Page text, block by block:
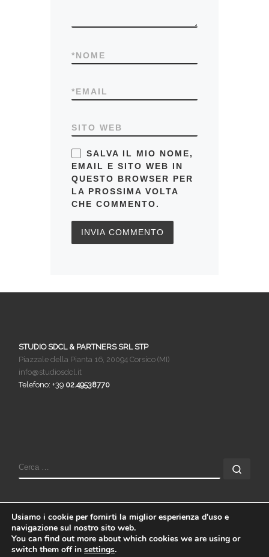
NOME
*
EMAIL
*
SITO WEB
SALVA IL MIO NOME,
EMAIL E SITO WEB IN
QUESTO BROWSER PER
LA PROSSIMA VOLTA
CHE COMMENTO.
STUDIO SDCL & PARTNERS SRL STP
Piazzale della Pianta 16, 20094 Corsico (MI)
info@studiosdcl.it
Telefono: +39 02.49538770
© 2026Studio SDCL & Partners SRL STP– Tutti i diritti
Usiamo i cookie per fornirti la miglior esperienza d'uso e
navigazione sul nostro sito web.
You can find out more about which cookies we are using or
switch them off in settings.